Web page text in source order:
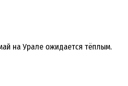
на Урале ожидается тёплым.